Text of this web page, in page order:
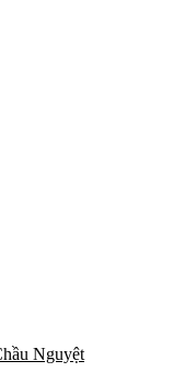
Nguyệt